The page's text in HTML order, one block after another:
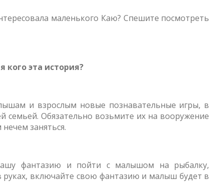
маленького Каю? Спешите посмотреть
кого эта история?
и взрослым новые познавательные игры, в
семьей. Обязательно возьмите их на вооружение
заняться.
фантазию и пойти с малышом на рыбалку,
руках, включайте свою фантазию и малыш будет в